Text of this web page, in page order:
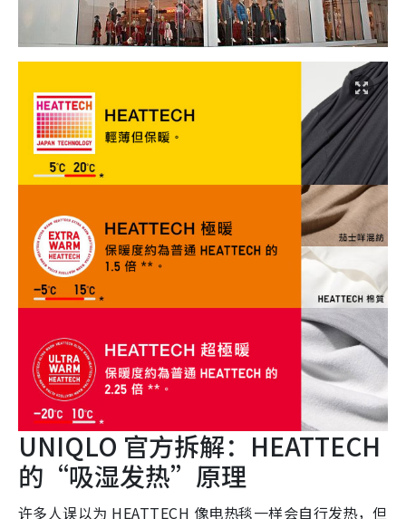
UNIQLO 官方拆解：HEATTECH
的“吸湿发热”原理
许多人误以为 HEATTECH 像电热毯一样会自行发热，但